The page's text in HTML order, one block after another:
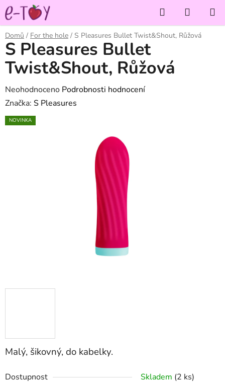
Přejít
na
obsah
Hledat
KOŠÍK
Domů / For the hole / S Pleasures Bullet Twist&Shout, Růžová
Malý, šikovný, do kabelky.
Dostupnost Skladem (2 ks)
S Pleasures Bullet
Twist&Shout, Růžová
Průměrné
hodnocení
produktu
Neohodnoceno Podrobnosti hodnocení
Značka: S Pleasures
NOVINKA